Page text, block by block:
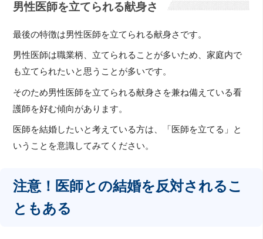
男性医師を立てられる献身さ
最後の特徴は男性医師を立てられる献身さです。
男性医師は職業柄、立てられることが多いため、家庭内で
も立てられたいと思うことが多いです。
そのため男性医師を立てられる献身さを兼ね備えている看
護師を好む傾向があります。
医師を結婚したいと考えている方は、「医師を立てる」と
いうことを意識してみてください。
注意！医師との結婚を反対されるこ
ともある